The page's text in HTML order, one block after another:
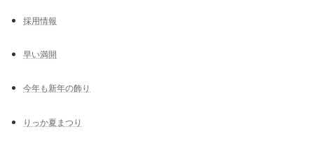
採用情報
早い満開
今年も新年の飾り
りっか夏まつり